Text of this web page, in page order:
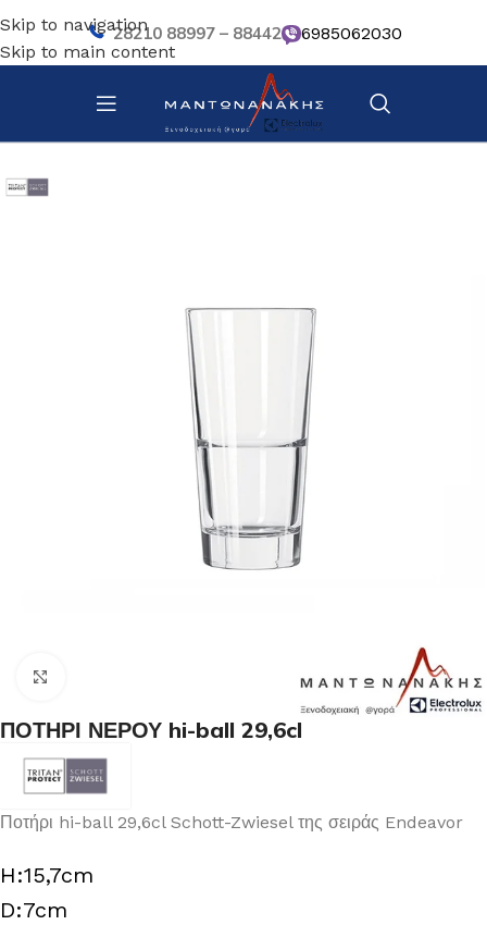
Skip to navigation
Skip to main content
28210 88997 – 88442 6985062030
Αρχική σελίδα/ Επιτραπέζια Είδη/ Ποτήρια
ΠΟΤΗΡΙ ΝΕΡΟΥ hi-ball 29,6cl
Ποτήρι hi-ball 29,6cl Schott-Zwiesel της σειράς Endeavor
H:15,7cm
D:7cm